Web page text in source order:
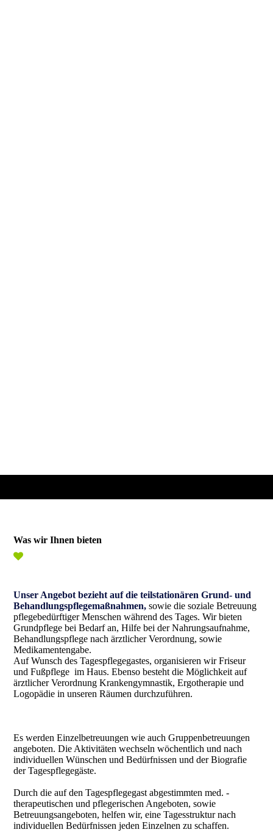
Was wir Ihnen bieten
Unser Angebot bezieht auf die teilstationären Grund- und
Behandlungspflegemaßnahmen, sowie die soziale Betreuung
pflegebedürftiger Menschen während des Tages. Wir bieten
Grund­pflege bei Bedarf an, Hilfe bei der Nahrungs­aufnahme,
Behandlungspflege nach ärztlicher Verordnung, sowie
Medikamentengabe.
Auf Wunsch des Tagespflegegastes, organisieren wir Friseur
und Fußpflege im Haus. Ebenso besteht die Möglichkeit auf
ärztlicher Verordnung Krankengymnastik, Ergotherapie und
Logopädie in unseren Räumen durchzuführen.
Es werden Einzelbetreuungen wie auch Gruppen­betreuungen
angeboten. Die Aktivitäten wechseln wöchentlich und nach
individuellen Wünschen und Bedürfnissen und der Biografie
der Tagespflegegäste.
Durch die auf den Tagespflegegast abgestimmten med. -
therapeutischen und pflegerischen Angeboten, sowie
Betreuungsangeboten, helfen wir, eine Tagesstruktur nach
individuellen Bedürfnissen jeden Einzelnen zu schaffen.